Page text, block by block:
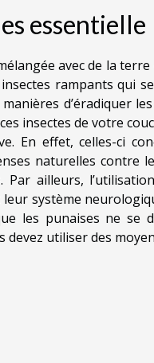
essentielle
avec de la
rampants qui
d’éradiquer
insectes de votre
En effet, celles-ci
naturelles contre
ailleurs,
système
les punaises ne se
devez utiliser des